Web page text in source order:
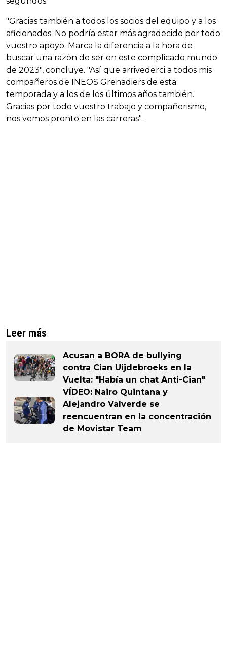
"Gracias también a todos los socios del equipo y a los
aficionados. No podría estar más agradecido por todo
vuestro apoyo. Marca la diferencia a la hora de
buscar una razón de ser en este complicado mundo
de 2023", concluye. "Así que arrivederci a todos mis
compañeros de INEOS Grenadiers de esta
temporada y a los de los últimos años también.
Gracias por todo vuestro trabajo y compañerismo,
nos vemos pronto en las carreras".
Leer más
Acusan a BORA de bullying
contra Cian Uijdebroeks en la
Vuelta: "Había un chat Anti-Cian"
VÍDEO: Nairo Quintana y
Alejandro Valverde se
reencuentran en la concentración
de Movistar Team